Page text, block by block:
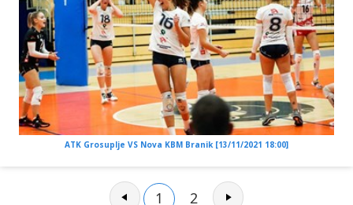
ATK Grosuplje VS Nova KBM Branik [13/11/2021 18:00]
1 2